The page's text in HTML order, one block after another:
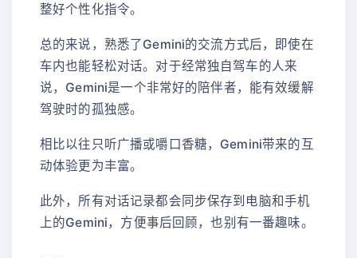
整好个性化指令。
总的来说，熟悉了Gemini的交流方式后，即使在
车内也能轻松对话。对于经常独自驾车的人来
说，Gemini是一个非常好的陪伴者，能有效缓解
驾驶时的孤独感。
相比以往只听广播或嚼口香糖，Gemini带来的互
动体验更为丰富。
此外，所有对话记录都会同步保存到电脑和手机
上的Gemini，方便事后回顾，也别有一番趣味。